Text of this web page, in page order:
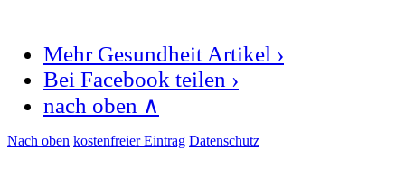
Mehr Gesundheit Artikel ›
Bei Facebook teilen ›
nach oben ∧
Nach oben kostenfreier Eintrag Datenschutz